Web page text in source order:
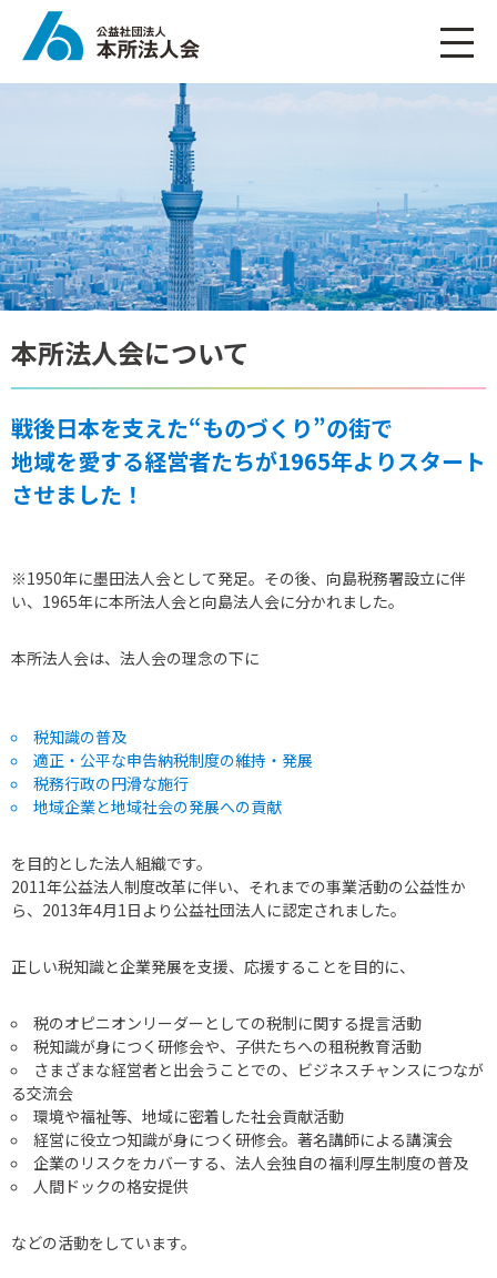
本所法人会について
戦後日本を支えた“ものづくり”の街で
地域を愛する経営者たちが1965年よりスタート
させました！
※1950年に墨田法人会として発足。その後、向島税務署設立に伴
い、1965年に本所法人会と向島法人会に分かれました。
本所法人会は、法人会の理念の下に
税知識の普及
適正・公平な申告納税制度の維持・発展
税務行政の円滑な施行
地域企業と地域社会の発展への貢献
を目的とした法人組織です。
2011年公益法人制度改革に伴い、それまでの事業活動の公益性か
ら、2013年4月1日より公益社団法人に認定されました。
正しい税知識と企業発展を支援、応援することを目的に、
税のオピニオンリーダーとしての税制に関する提言活動
税知識が身につく研修会や、子供たちへの租税教育活動
さまざまな経営者と出会うことでの、ビジネスチャンスにつなが
る交流会
環境や福祉等、地域に密着した社会貢献活動
経営に役立つ知識が身につく研修会。著名講師による講演会
企業のリスクをカバーする、法人会独自の福利厚生制度の普及
人間ドックの格安提供
などの活動をしています。